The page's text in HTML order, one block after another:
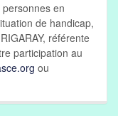
en
de handicap,
référente
participation au
ou